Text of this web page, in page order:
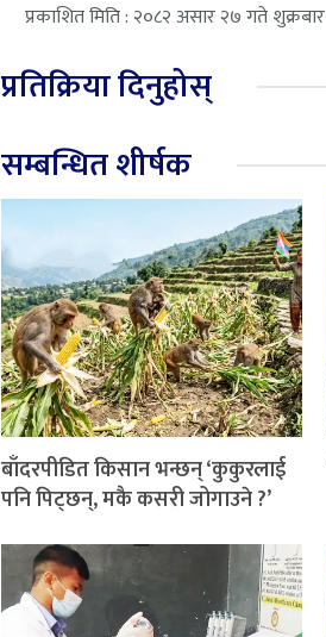
प्रकाशित मिति : २०८२ असार २७ गते शुक्रबार
प्रतिक्रिया दिनुहोस्
सम्बन्धित शीर्षक
बाँदरपीडित किसान भन्छन् ‘कुकुरलाई
पनि पिट्छन्, मकै कसरी जोगाउने ?’